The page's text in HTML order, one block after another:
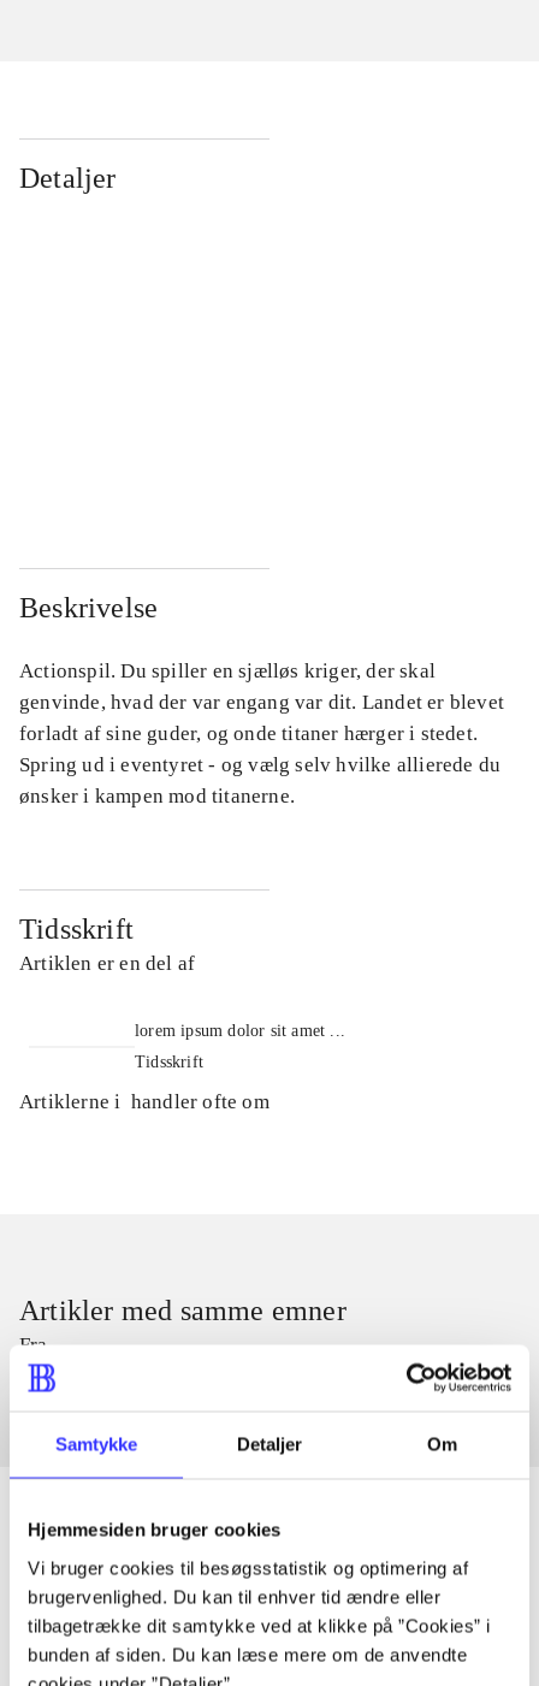
Samtykke Detaljer Om
Hjemmesiden bruger cookies
Vi bruger cookies til besøgsstatistik og optimering af
brugervenlighed. Du kan til enhver tid ændre eller
tilbagetrække dit samtykke ved at klikke på ”Cookies” i
bunden af siden. Du kan læse mere om de anvendte
Detaljer
Beskrivelse
Actionspil. Du spiller en sjælløs kriger, der skal
genvinde, hvad der var engang var dit. Landet er blevet
forladt af sine guder, og onde titaner hærger i stedet.
Spring ud i eventyret - og vælg selv hvilke allierede du
ønsker i kampen mod titanerne.
Tidsskrift
Artiklen er en del af
lorem ipsum dolor sit amet ...
Tidsskrift
Artiklerne i handler ofte om
Artikler med samme emner
Fra
Artikler
Alle registrerede artikler fordelt på udgivelser